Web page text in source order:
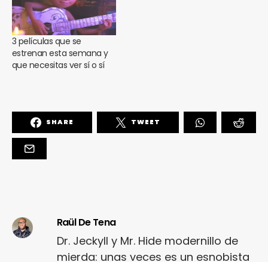
3 películas que se
estrenan esta semana y
que necesitas ver sí o sí
SHARE TWEET
Raül De Tena
Dr. Jeckyll y Mr. Hide modernillo de
mierda: unas veces es un esnobista